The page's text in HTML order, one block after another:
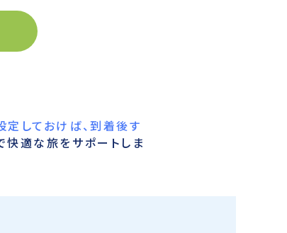
しておけば、到着後す
快適な旅をサポートしま